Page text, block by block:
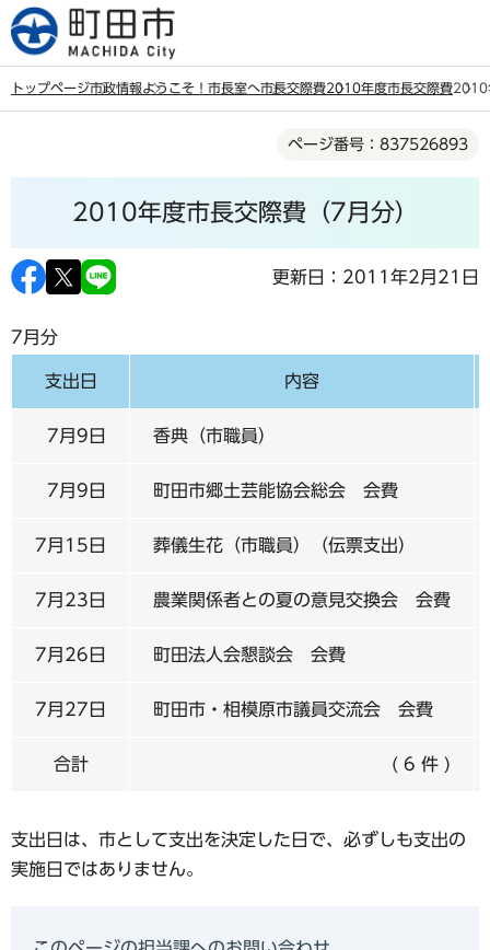
こ
の
す
トップページ市政情報ようこそ！市長室へ市長交際費2010年度市長交際費2010
ら
ページ番号：837526893
2010年度市長交際費（7月分）
更新日：2011年2月21日
7月分
支出日 内容
7月9日 香典（市職員）
7月9日 町田市郷土芸能協会総会 会費
7月15日 葬儀生花（市職員）（伝票支出）
7月23日 農業関係者との夏の意見交換会 会費
7月26日 町田法人会懇談会 会費
7月27日 町田市・相模原市議員交流会 会費
合計 ( 6 件 )
支出日は、市として支出を決定した日で、必ずしも支出の
実施日ではありません。